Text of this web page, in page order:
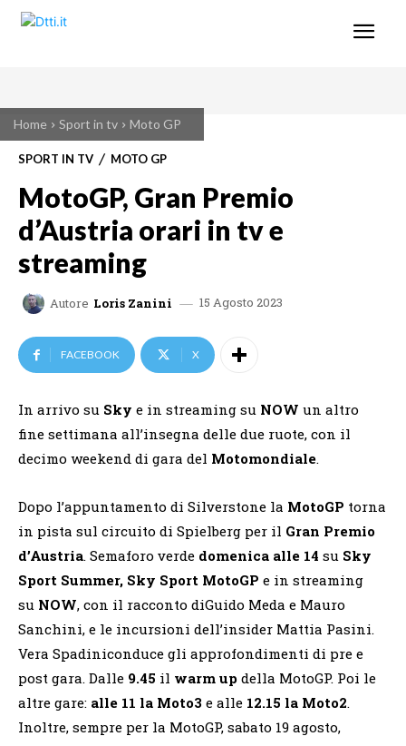
Home Sport in tv Moto GP
SPORT IN TV MOTO GP
MotoGP, Gran Premio
d’Austria orari in tv e
streaming
Autore Loris Zanini 15 Agosto 2023
FACEBOOK X
In arrivo su Sky e in streaming su NOW un altro
fine settimana all’insegna delle due ruote, con il
decimo weekend di gara del Motomondiale.
Dopo l’appuntamento di Silverstone la MotoGP torna
in pista sul circuito di Spielberg per il Gran Premio
d’Austria. Semaforo verde domenica alle 14 su Sky
Sport Summer, Sky Sport MotoGP e in streaming
su NOW, con il racconto diGuido Meda e Mauro
Sanchini, e le incursioni dell’insider Mattia Pasini.
Vera Spadiniconduce gli approfondimenti di pre e
post gara. Dalle 9.45 il warm up della MotoGP. Poi le
altre gare: alle 11 la Moto3 e alle 12.15 la Moto2.
Inoltre, sempre per la MotoGP, sabato 19 agosto,